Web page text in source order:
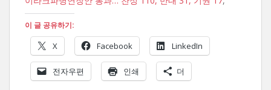
이 글 공유하기:
X Facebook LinkedIn
전자우편 인쇄 더